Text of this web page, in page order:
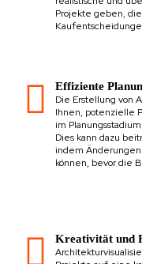
Projekte geben,
Effiziente
Die Erstellung von
Ihnen, potenzielle
im
Dies kann dazu
indem
können, bevor die
Kreativität und